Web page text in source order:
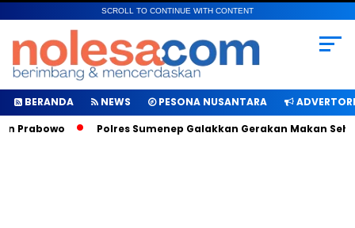
SCROLL TO CONTINUE WITH CONTENT
BERANDA NEWS PESONA NUSANTARA
Polres Sumenep Galakkan Gerakan Makan Sehat